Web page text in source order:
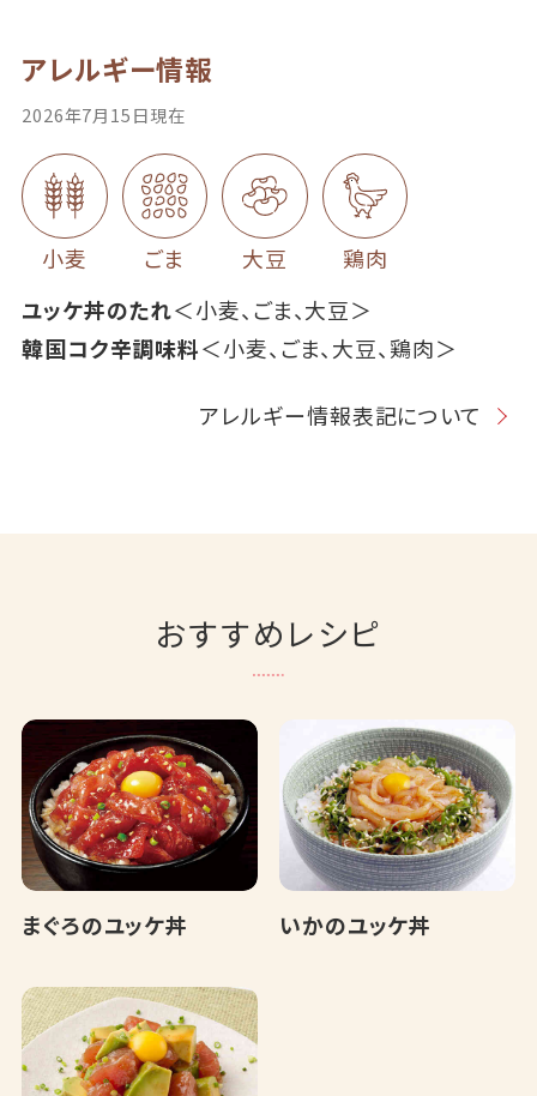
アレルギー情報
2026年7月15日現在
小麦 ごま 大豆
鶏肉
ユッケ丼のたれ＜小麦、ごま、大豆＞
韓国コク辛調味料＜小麦、ごま、大豆、鶏肉＞
アレルギー情報表記について
おすすめレシピ
まぐろのユッケ丼 いかのユッケ丼